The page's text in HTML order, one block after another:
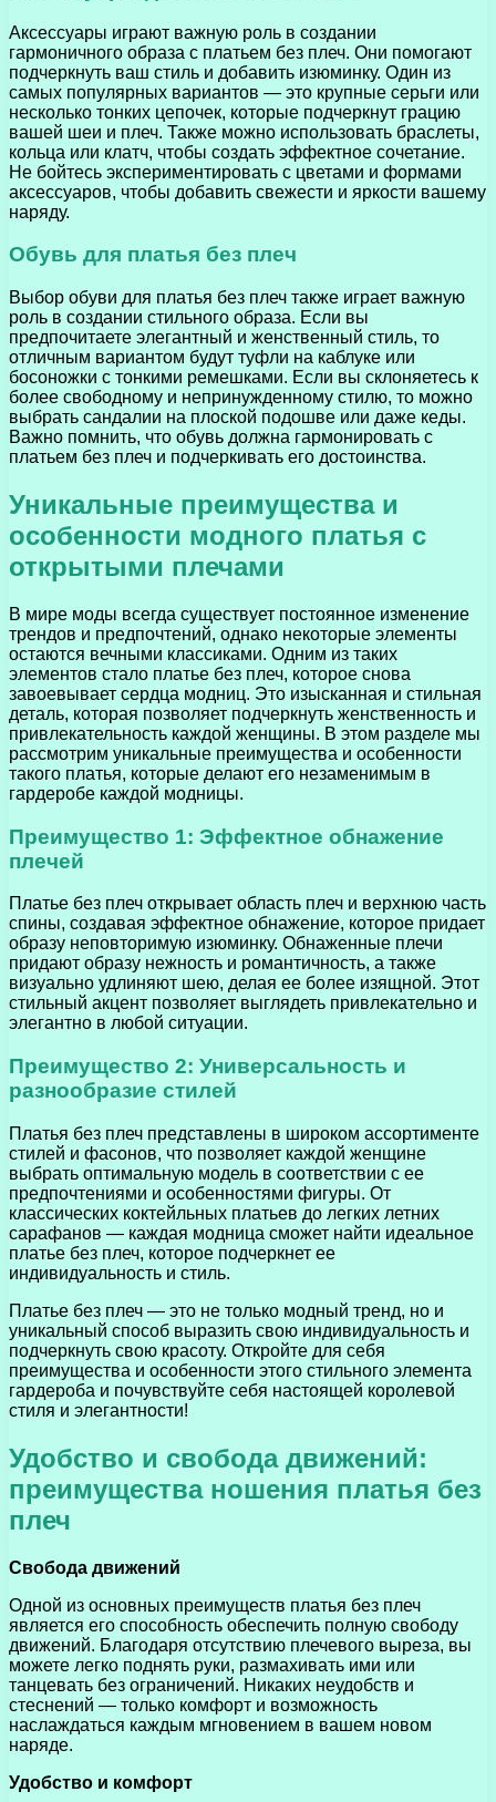
Аксессуары играют важную роль в создании
гармоничного образа с платьем без плеч. Они помогают
подчеркнуть ваш стиль и добавить изюминку. Один из
самых популярных вариантов — это крупные серьги или
несколько тонких цепочек, которые подчеркнут грацию
вашей шеи и плеч. Также можно использовать браслеты,
кольца или клатч, чтобы создать эффектное сочетание.
Не бойтесь экспериментировать с цветами и формами
аксессуаров, чтобы добавить свежести и яркости вашему
наряду.
Обувь для платья без плеч
Выбор обуви для платья без плеч также играет важную
роль в создании стильного образа. Если вы
предпочитаете элегантный и женственный стиль, то
отличным вариантом будут туфли на каблуке или
босоножки с тонкими ремешками. Если вы склоняетесь к
более свободному и непринужденному стилю, то можно
выбрать сандалии на плоской подошве или даже кеды.
Важно помнить, что обувь должна гармонировать с
платьем без плеч и подчеркивать его достоинства.
Уникальные преимущества и
особенности модного платья с
открытыми плечами
В мире моды всегда существует постоянное изменение
трендов и предпочтений, однако некоторые элементы
остаются вечными классиками. Одним из таких
элементов стало платье без плеч, которое снова
завоевывает сердца модниц. Это изысканная и стильная
деталь, которая позволяет подчеркнуть женственность и
привлекательность каждой женщины. В этом разделе мы
рассмотрим уникальные преимущества и особенности
такого платья, которые делают его незаменимым в
гардеробе каждой модницы.
Преимущество 1: Эффектное обнажение
плечей
Платье без плеч открывает область плеч и верхнюю часть
спины, создавая эффектное обнажение, которое придает
образу неповторимую изюминку. Обнаженные плечи
придают образу нежность и романтичность, а также
визуально удлиняют шею, делая ее более изящной. Этот
стильный акцент позволяет выглядеть привлекательно и
элегантно в любой ситуации.
Преимущество 2: Универсальность и
разнообразие стилей
Платья без плеч представлены в широком ассортименте
стилей и фасонов, что позволяет каждой женщине
выбрать оптимальную модель в соответствии с ее
предпочтениями и особенностями фигуры. От
классических коктейльных платьев до легких летних
сарафанов — каждая модница сможет найти идеальное
платье без плеч, которое подчеркнет ее
индивидуальность и стиль.
Платье без плеч — это не только модный тренд, но и
уникальный способ выразить свою индивидуальность и
подчеркнуть свою красоту. Откройте для себя
преимущества и особенности этого стильного элемента
гардероба и почувствуйте себя настоящей королевой
стиля и элегантности!
Удобство и свобода движений:
преимущества ношения платья без
плеч
Свобода движений
Одной из основных преимуществ платья без плеч
является его способность обеспечить полную свободу
движений. Благодаря отсутствию плечевого выреза, вы
можете легко поднять руки, размахивать ими или
танцевать без ограничений. Никаких неудобств и
стеснений — только комфорт и возможность
наслаждаться каждым мгновением в вашем новом
наряде.
Удобство и комфорт